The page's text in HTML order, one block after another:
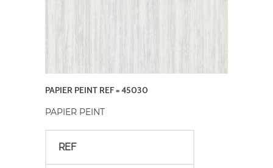
PAPIER PEINT REF = 45030
PAPIER PEINT
REF